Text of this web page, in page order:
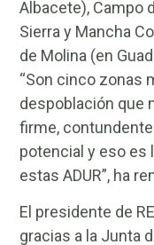
Albacete), Campo
Sierra y Mancha
de Molina (en
“Son cinco zonas
despoblación que
firme,
potencial y eso es
estas ADUR”, ha
El presidente de
gracias a la Junta